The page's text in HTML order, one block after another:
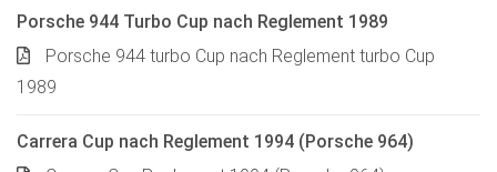
Porsche 944 Turbo Cup nach Reglement 1989
Porsche 944 turbo Cup nach Reglement turbo Cup
1989
Carrera Cup nach Reglement 1994 (Porsche 964)